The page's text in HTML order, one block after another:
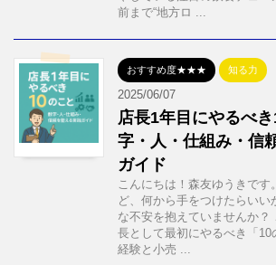
前まで“地方ロ ...
おすすめ度★★★ 知る力
2025/06/07
店長1年目にやるべ
字・人・仕組み・信
ガイド
こんにちは！森友ゆうきです
ど、何から手をつけたらい
な不安を抱えていませんか？
長として最初にやるべき「
経験と小売 ...